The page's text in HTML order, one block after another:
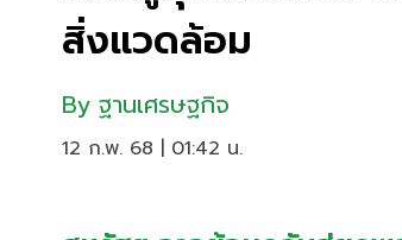
สิ่งแวดล้อม
By ฐานเศรษฐกิจ
12 ก.พ. 68 | 01:42 น.